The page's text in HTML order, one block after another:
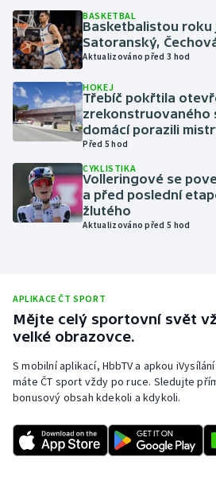
Lyže a snowboard
Moderní pětiboj
Motorsport
Olympijské hry
Parasport
Plavání
Rychlobruslení
Short track
Sportovní střelba
BASKETBAL
Basketbalistou roku
Satoranský,
Aktualizováno před 3 hod
HOKEJ
Třebíč pokřtila
zrekonstruovaného
domácí porazili
Před 5 hod
CYKLISTIKA
Volleringové se
a před poslední
žlutého
Aktualizováno před 5 hod
APLIKACE ČT SPORT
Mějte celý sportovní svět
velké obrazovce.
S mobilní aplikací, HbbTV a apkou
máte ČT sport vždy po ruce. Sledujte
bonusový obsah kdekoli a kdykoli.